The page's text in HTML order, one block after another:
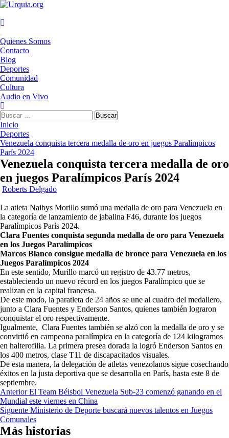
Saltar
contenido
Menú
principal
Quienes Somos
Contacto
Blog
Deportes
Comunidad
Cultura
Audio en Vivo
Buscar:
Inicio
Deportes
Venezuela conquista tercera medalla de oro en juegos Paralímpicos
París 2024
Venezuela conquista tercera medalla de oro
en juegos Paralímpicos París 2024
Roberts Delgado
La atleta Naibys Morillo sumó una medalla de oro para Venezuela en
la categoría de lanzamiento de jabalina F46, durante los juegos
Paralímpicos París 2024.
Clara Fuentes conquista segunda medalla de oro para Venezuela
en los Juegos Paralímpicos
Marcos Blanco consigue medalla de bronce para Venezuela en los
Juegos Paralímpicos 2024
En este sentido, Murillo marcó un registro de 43.77 metros,
estableciendo un nuevo récord en los juegos Paralímpico que se
realizan en la capital francesa.
De este modo, la paratleta de 24 años se une al cuadro del medallero,
junto a Clara Fuentes y Enderson Santos, quienes también lograron
conquistar el oro respectivamente.
Igualmente, Clara Fuentes también se alzó con la medalla de oro y se
convirtió en campeona paralímpica en la categoría de 124 kilogramos
en halterofilia. La primera presea dorada la logró Enderson Santos en
los 400 metros, clase T11 de discapacitados visuales.
De esta manera, la delegación de atletas venezolanos sigue cosechando
éxitos en la justa deportiva que se desarrolla en París, hasta este 8 de
septiembre.
Navegación
de
entradas
AnteriorEl Team Béisbol Venezuela Sub-23 comenzó ganando en el
Mundial este viernes en China
Siguente Ministerio de Deporte buscará nuevos talentos en Juegos
Comunales
Más historias